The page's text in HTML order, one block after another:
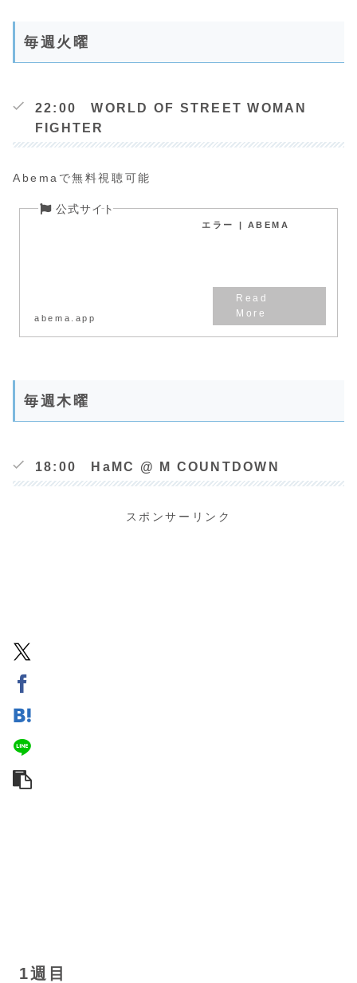
毎週火曜
22:00 WORLD OF STREET WOMAN
FIGHTER
Abemaで無料視聴可能
エラー | ABEMA
abema.app
毎週木曜
18:00 HaMC @ M COUNTDOWN
スポンサーリンク
1週目